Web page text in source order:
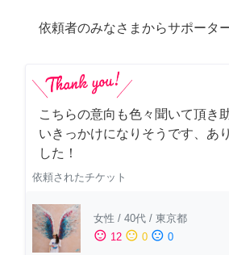
依頼者のみなさまからサポータ
こちらの意向も色々聞いて頂き
いきっかけになりそうです、あ
した！
依頼されたチケット
女性 / 40代 / 東京都
sentiment_satisfied 12 sentiment_neutral 0 sentiment_dissatisfied 0